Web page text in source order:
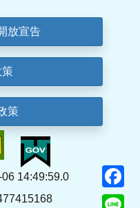
放宣告
策
策
14:49:59.0